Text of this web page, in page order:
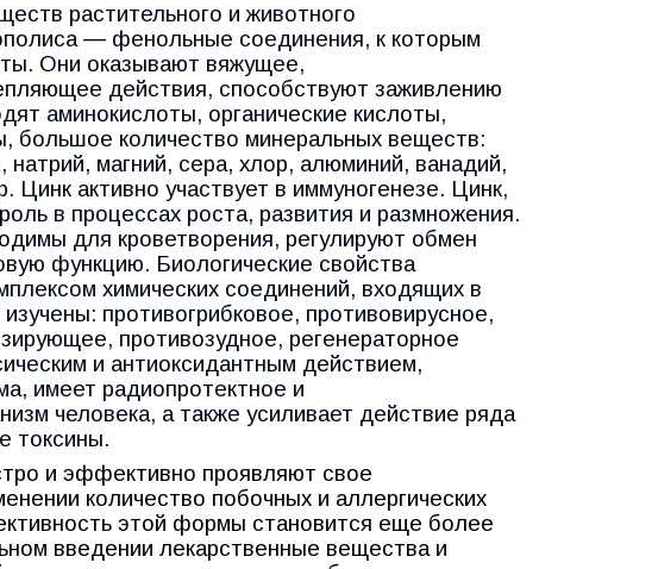
растительного и животного
― фенольные соединения, к которым
Они оказывают вяжущее,
действия, способствуют заживлению
аминокислоты, органические кислоты,
большое количество минеральных веществ:
магний, сера, хлор, алюминий, ванадий,
активно участвует в иммуногенезе. Цинк,
в процессах роста, развития и размножения.
для кроветворения, регулируют обмен
функцию. Биологические свойства
химических соединений, входящих в
противогрибковое, противовирусное,
противозудное, регенераторное
и антиоксидантным действием,
имеет радиопротектное и
человека, а также усиливает действие ряда
токсины.
и эффективно проявляют свое
количество побочных и аллергических
этой формы становится еще более
введении лекарственные вещества и